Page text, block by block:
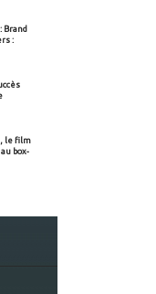
Brand
:
le film
box-